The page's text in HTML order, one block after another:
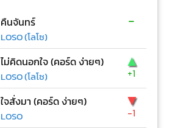
คืนจันทร์
LOSO (โลโซ)
-
ไม่คิดนอกใจ (คอร์ด ง่ายๆ)
LOSO (โลโซ)
▲
+1
ใจสั่งมา (คอร์ด ง่ายๆ)
LOSO
▼
-1